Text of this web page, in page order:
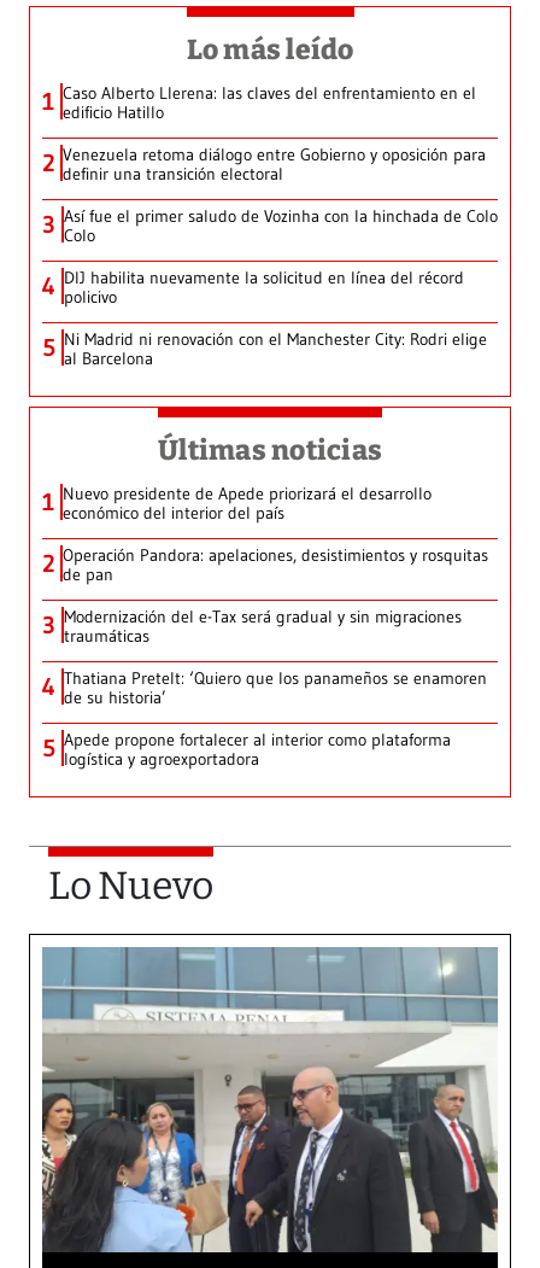
Lo más leído
1 Caso Alberto Llerena: las claves del enfrentamiento en el
edificio Hatillo
2 Venezuela retoma diálogo entre Gobierno y oposición para
definir una transición electoral
3 Así fue el primer saludo de Vozinha con la hinchada de Colo
Colo
4 DIJ habilita nuevamente la solicitud en línea del récord
policivo
5 Ni Madrid ni renovación con el Manchester City: Rodri elige
al Barcelona
Últimas noticias
1 Nuevo presidente de Apede priorizará el desarrollo
económico del interior del país
2 Operación Pandora: apelaciones, desistimientos y rosquitas
de pan
3 Modernización del e-Tax será gradual y sin migraciones
traumáticas
4 Thatiana Pretelt: ‘Quiero que los panameños se enamoren
de su historia’
5 Apede propone fortalecer al interior como plataforma
logística y agroexportadora
Lo Nuevo